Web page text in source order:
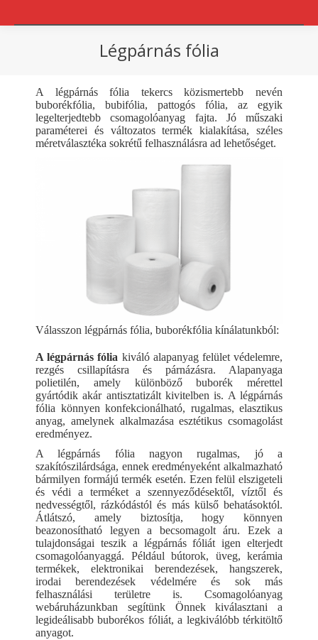
Légpárnás fólia
A légpárnás fólia tekercs közismertebb nevén
buborékfólia, bubifólia, pattogós fólia, az egyik
legelterjedtebb csomagolóanyag fajta. Jó műszaki
paraméterei és változatos termék kialakítása, széles
méretválasztéka sokrétű felhasználásra ad lehetőséget.
Válasszon légpárnás fólia, buborékfólia kínálatunkból:
A légpárnás fólia kiváló alapanyag felület védelemre,
rezgés csillapításra és párnázásra. Alapanyaga
polietilén, amely különböző buborék mérettel
gyártódik akár antisztatizált kivitelben is. A légpárnás
fólia könnyen konfekcionálható, rugalmas, elasztikus
anyag, amelynek alkalmazása esztétikus csomagolást
eredményez.
A légpárnás fólia nagyon rugalmas, jó a
szakítószilárdsága, ennek eredményeként alkalmazható
bármilyen formájú termék esetén. Ezen felül elszigeteli
és védi a terméket a szennyeződésektől, víztől és
nedvességtől, rázkódástól és más külső behatásoktól.
Átlátszó, amely biztosítja, hogy könnyen
beazonosítható legyen a becsomagolt áru. Ezek a
tulajdonságai teszik a légpárnás fóliát igen elterjedt
csomagolóanyaggá. Például bútorok, üveg, kerámia
termékek, elektronikai berendezések, hangszerek,
irodai berendezések védelmére és sok más
felhasználási területre is. Csomagolóanyag
webáruházunkban segítünk Önnek kiválasztani a
legideálisabb buborékos fóliát, a legkiválóbb térkitöltő
anyagot.